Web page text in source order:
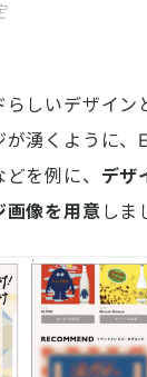
しいデザイン
が湧くように、
を例に、 デザ
画像を用意 しま